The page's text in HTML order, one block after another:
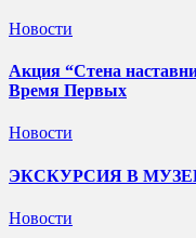
Новости
Акция “Стена
Время Первых
Новости
ЭКСКУРСИЯ В МУЗЕЙ
Новости